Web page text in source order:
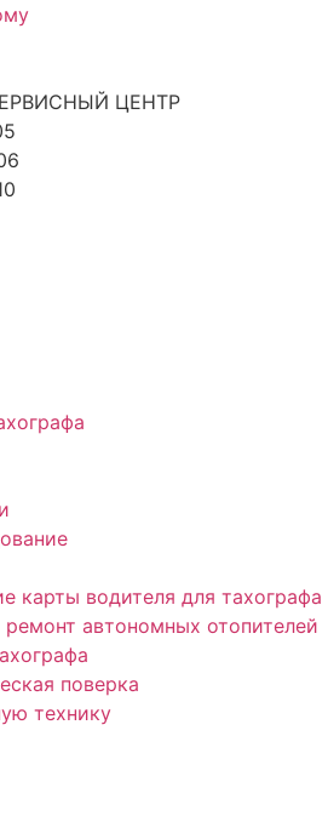
ЦЕНТР
карты водителя для тахографа
ремонт автономных отопителей
поверка
технику